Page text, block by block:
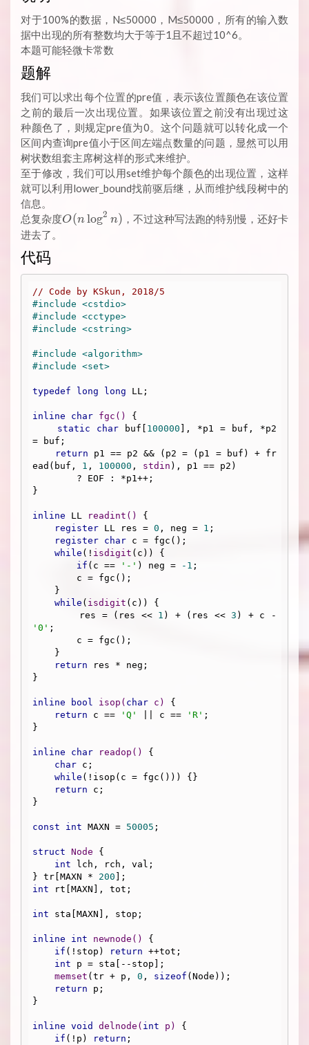
对于100%的数据，N≤50000，M≤50000，所有的输入数
据中出现的所有整数均大于等于1且不超过10^6。
本题可能轻微卡常数
题解
我们可以求出每个位置的pre值，表示该位置颜色在该位置
之前的最后一次出现位置。如果该位置之前没有出现过这
种颜色了，则规定pre值为0。这个问题就可以转化成一个
区间内查询pre值小于区间左端点数量的问题，显然可以用
树状数组套主席树这样的形式来维护。
至于修改，我们可以用set维护每个颜色的出现位置，这样
就可以利用lower_bound找前驱后继，从而维护线段树中的
信息。
总复杂度O(n
O(n log2 n) ，不过这种写法跑的特别慢，还好卡
进去了。
代码
// Code by KSkun, 2018/5
#include <cstdio>
#include <cctype>
#include <cstring>
#include <algorithm>
#include <set>
typedef long long LL;
inline char fgc ()
{
static
char buf[ 100000 ], *p1 = buf, *p2
= buf;
return p1 == p2 && (p2 = (p1 = buf) + fr
ead(buf, 1 , 100000 , stdin ), p1 == p2)
}
inline LL readint ()
{
register LL res = 0 , neg = 1 ;
register char c = fgc();
while (! isdigit (c)) {
if (c == '-' ) neg = -1 ;
while ( isdigit (c)) {
        res = (res <<
1 ) + (res << 3
'0' ;
return res * neg;
}
inline bool isop ( char c)
{
return c == 'Q' || c == 'R' ;
}
inline char readop ()
{
char c;
while (!isop(c = fgc())) {}
return c;
}
const int MAXN = 50005 ;
struct Node {
int lch, rch, val;
} tr[MAXN * 200
int rt[MAXN], tot;
int sta[MAXN], stop;
inline int newnode ()
{
if (!stop) return ++tot;
int p = sta[--stop];
memset (tr + p, 0 , sizeof (Node));
return p;
}
inline void delnode ( int p)
{
if (!p) return ;